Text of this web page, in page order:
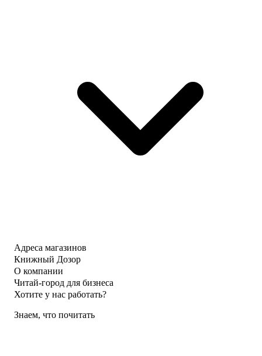
Адреса магазинов
Книжный Дозор
О компании
Читай-город для бизнеса
Хотите у нас работать?
Знаем, что почитать